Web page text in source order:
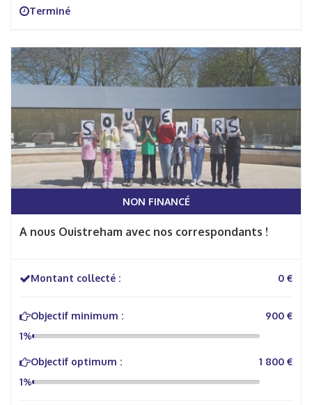
Terminé
NON FINANCÉ
A nous Ouistreham avec nos correspondants !
Montant collecté : 0 €
Objectif minimum :
900 €
1%
Objectif optimum :
1 800 €
1%